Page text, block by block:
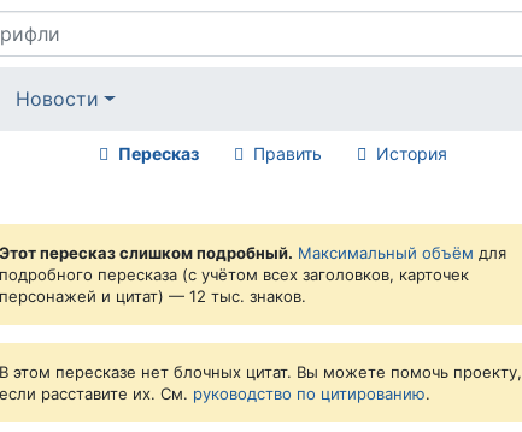
Новости
Пересказ Править История
Этот пересказ слишком подробный. Максимальный объём для
подробного пересказа (с учётом всех заголовков, карточек
персонажей и цитат) — 12 тыс. знаков.
В этом пересказе нет блочных цитат. Вы можете помочь проекту,
если расставите их. См. руководство по цитированию.